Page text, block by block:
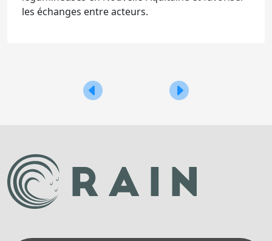
les échanges entre acteurs.
Navigation
de
Suivez RAIN sur LinkedIn
L’innovation en